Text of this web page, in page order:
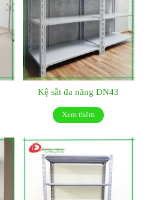
Kệ sắt đa năng DN43
Xem thêm